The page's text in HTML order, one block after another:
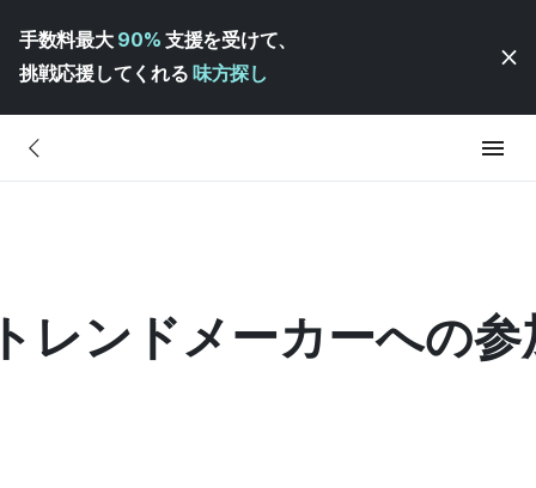
手数料最大 90% 支援を受けて、
挑戦応援してくれる 味方探し
レンドメーカーへの参